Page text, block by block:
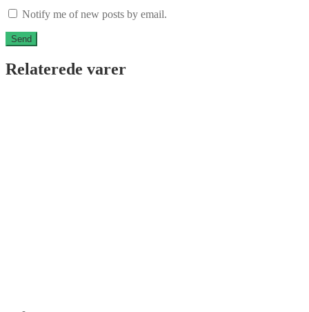
Notify me of new posts by email.
Relaterede varer